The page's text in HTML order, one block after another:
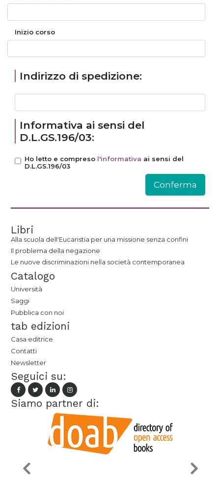
Inizio corso
Indirizzo di spedizione:
Informativa ai sensi del
D.L.GS.196/03:
Ho letto e compreso l'informativa ai sensi del
D.L.GS.196/03
Libri
Alla scuola dell'Eucaristia per una missione senza confini
Il problema della negazione
Le nuove discriminazioni nella società contemporanea
Catalogo
Università
Saggi
Pubblica con noi
tab edizioni
Casa editrice
Contatti
Newsletter
Seguici su:
Siamo partner di: